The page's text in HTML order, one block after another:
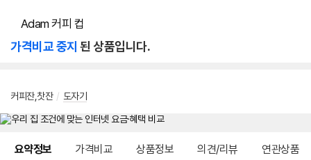
ㅤAdam 커피 컵
가격비교 중지 된 상품입니다.
커피잔,찻잔 / 도자기
요약정보 가격비교 상품정보 의견/리뷰 연관상품